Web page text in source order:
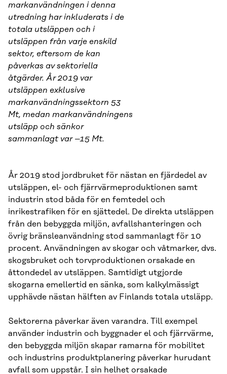
markanvändningen i denna
utredning har inkluderats i de
totala utsläppen och i
utsläppen från varje enskild
sektor, eftersom de kan
påverkas av sektoriella
åtgärder. År 2019 var
utsläppen exklusive
markanvändningssektorn 53
Mt, medan markanvändningens
utsläpp och sänkor
sammanlagt var –15 Mt.
År 2019 stod jordbruket för nästan en fjärdedel av
utsläppen, el- och fjärrvärmeproduktionen samt
industrin stod båda för en femtedel och
inrikestrafiken för en sjättedel. De direkta utsläppen
från den bebyggda miljön, avfallshanteringen och
övrig bränsleanvändning stod sammanlagt för 10
procent. Användningen av skogar och våtmarker, dvs.
skogsbruket och torvproduktionen orsakade en
åttondedel av utsläppen. Samtidigt utgjorde
skogarna emellertid en sänka, som kalkylmässigt
upphävde nästan hälften av Finlands totala utsläpp.
Sektorerna påverkar även varandra. Till exempel
använder industrin och byggnader el och fjärrvärme,
den bebyggda miljön skapar ramarna för mobilitet
och industrins produktplanering påverkar hurudant
avfall som uppstår. I sin helhet orsakade